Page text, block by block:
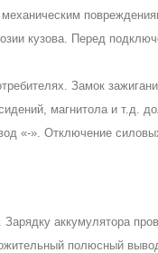
кузова. Перед
Замок
магнитола и т.д.
«-». Отключение
аккумулятора
полюсный